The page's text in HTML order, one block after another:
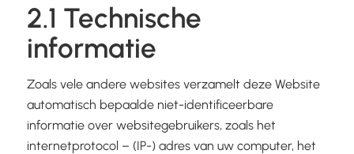
2.1 Technische
informatie
Zoals vele andere websites verzamelt deze Website
automatisch bepaalde niet-identificeerbare
informatie over websitegebruikers, zoals het
internetprotocol – (IP-) adres van uw computer, het